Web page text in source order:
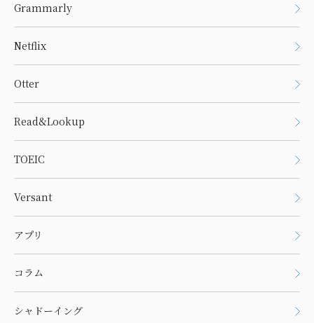
Grammarly
Netflix
Otter
Read&Lookup
TOEIC
Versant
アプリ
コラム
シャドーイング